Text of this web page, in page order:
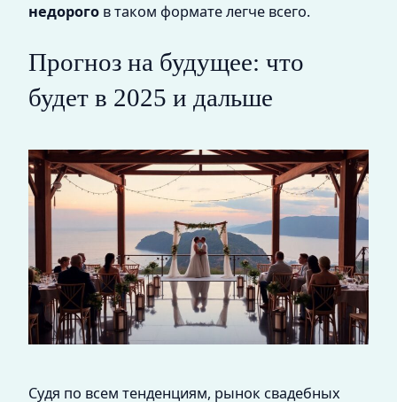
недорого в таком формате легче всего.
Прогноз на будущее: что
будет в 2025 и дальше
Судя по всем тенденциям, рынок свадебных